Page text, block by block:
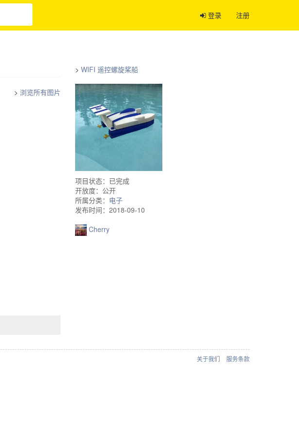
登录 注册
> 浏览所有图片
> WIFI 遥控螺旋桨船
项目状态：已完成
开放度：公开
所属分类： 电子
发布时间：2018-09-10
Cherry
关于我们 服务条款